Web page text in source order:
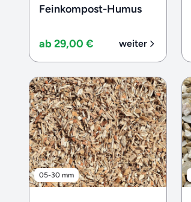
Feinkompost-Humus
ab 29,00 € weiter
05-30 mm